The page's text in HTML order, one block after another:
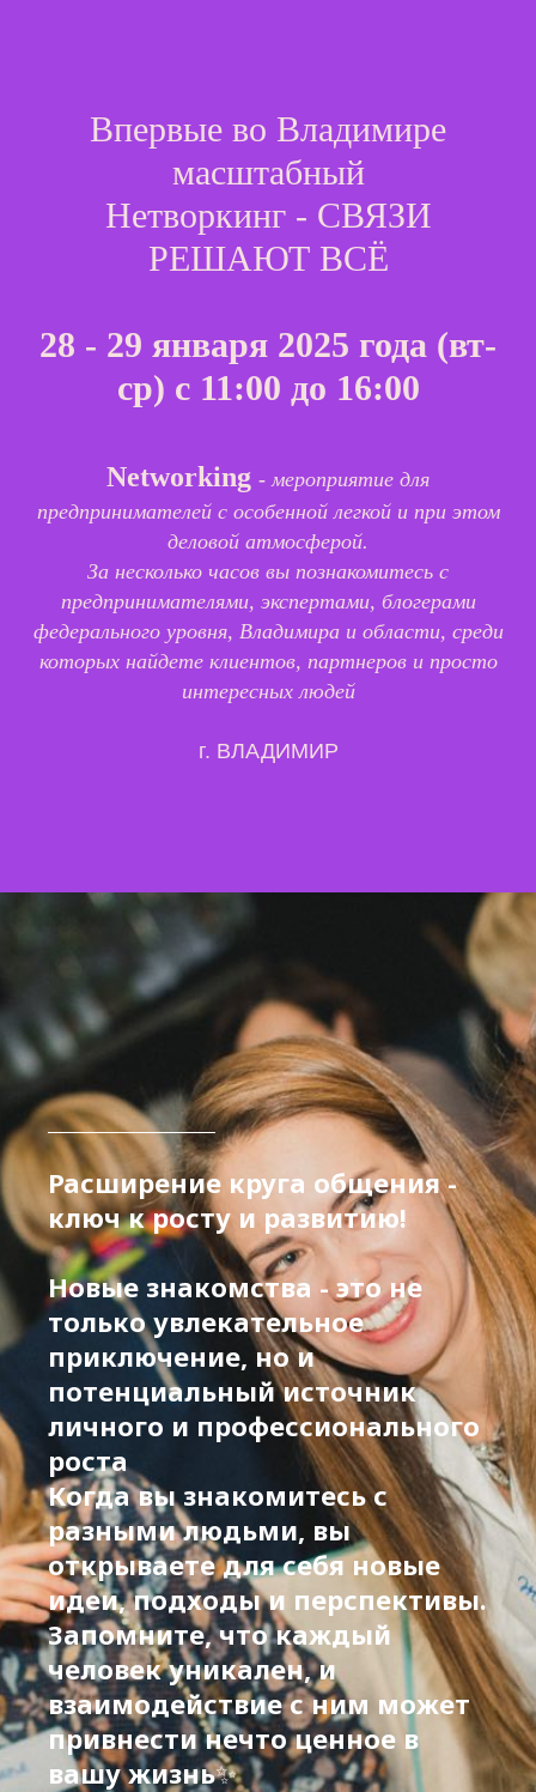
Впервые во Владимире
масштабный
Нетворкинг - СВЯЗИ
РЕШАЮТ ВСЁ
28 - 29 января 2025 года (вт-
ср) с 11:00 до 16:00
Networking -мероприятие для
предпринимателей с особенной легкой и при этом
деловой атмосферой.
За несколько часов вы познакомитесь с
предпринимателями, экспертами, блогерами
федерального уровня, Владимира и области, среди
которых найдете клиентов, партнеров и просто
интересных людей
г. ВЛАДИМИР
Расширение круга общения -
ключ к росту и развитию!
Новые знакомства - это не
только увлекательное
приключение, но и
потенциальный источник
личного и профессионального
роста
Когда вы знакомитесь с
разными людьми, вы
открываете для себя новые
идеи, подходы и перспективы.
Запомните, что каждый
человек уникален, и
взаимодействие с ним может
привнести нечто ценное в
вашу жизнь✨